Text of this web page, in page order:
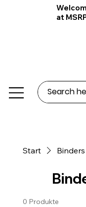
at
Start
0 Produkte